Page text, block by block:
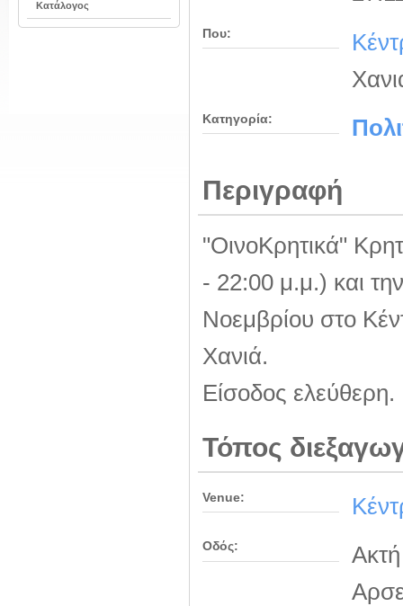
Κατάλογος
Που:
Κατηγορία:
Περιγραφή
"ΟινοΚρητικά"
- 22:00 μ.μ.) και
Νοεμβρίου στο
Χανιά.
Είσοδος ελεύθερη.
Τόπος
Venue:
Οδός: